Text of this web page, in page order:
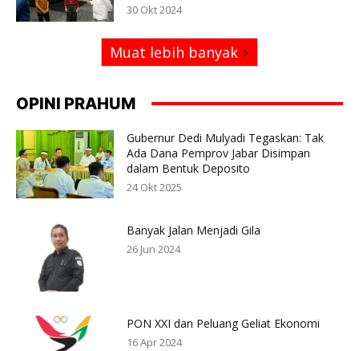
30 Okt 2024
Muat lebih banyak
OPINI PRAHUM
Gubernur Dedi Mulyadi Tegaskan: Tak
Ada Dana Pemprov Jabar Disimpan
dalam Bentuk Deposito
24 Okt 2025
Banyak Jalan Menjadi Gila
26 Jun 2024
PON XXI dan Peluang Geliat Ekonomi
16 Apr 2024